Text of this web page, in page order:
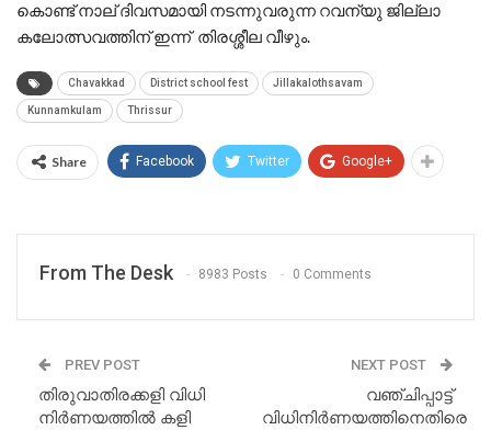
കൊണ്ട് നാല് ദിവസമായി നടന്നുവരുന്ന റവന്യു ജില്ലാ
കലോത്സവത്തിന് ഇന്ന് തിരശ്ശീല വീഴും.
Chavakkad District school fest Jillakalothsavam
Kunnamkulam Thrissur
Share Facebook Twitter Google+
From The Desk 8983 Posts 0 Comments
PREV POST
തിരുവാതിരക്കളി വിധി
നിർണയത്തിൽ കളി
NEXT POST
വഞ്ചിപ്പാട്ട്
വിധിനിർണയത്തിനെതിരെ